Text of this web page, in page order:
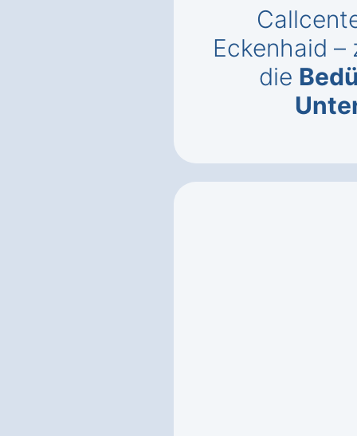
Eckenhaid
die